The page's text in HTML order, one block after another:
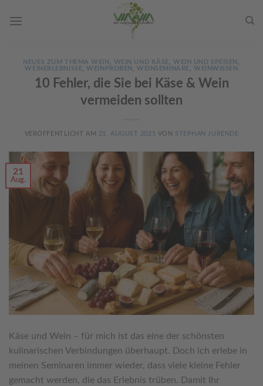
NEUES ZUM THEMA WEIN WEIN UND KÄSE ,WEIN UND SPEISEN
WEINERLEBNISSE ,WEINPROBEN ,WEINSEMINARE WEINWISSEN
10 Fehler, die Sie bei Käse & Wein
vermeiden sollten
VERÖFFENTLICHT AM 21. AUGUST 2025 VON STEPHAN JURENDE
21
Aug.
Käse und Wein – für mich ist das eine der schönsten
kulinarischen Verbindungen überhaupt. Doch ich erlebe in
meinen Seminaren immer wieder, dass viele kleine Fehler
gemacht werden, die das Erlebnis trüben. Damit Ihr